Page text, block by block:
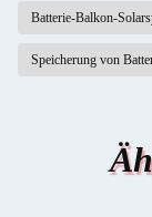
Batterie-Balkon-
Speicherung von